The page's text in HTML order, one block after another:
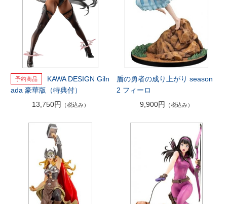
KAWA DESIGN Giln
ada 豪華版（特典付）
13,750円
（税込み）
盾の勇者の成り上がり season
2 フィーロ
9,900円
（税込み）